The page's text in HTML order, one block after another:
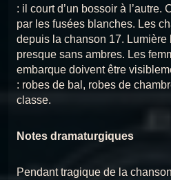
Chansons du Titanic
19
CHANSON 19 :
Chansons du Titanic
20
CHANSON 20 :
Chansons du Titanic
: il court d’un bossoir à l’autre.
par les fusées blanches. Les
depuis la chanson 17. Lumière
presque sans ambres. Les
embarque doivent être
: robes de bal, robes de
classe.
Notes dramaturgiques
Pendant tragique de la